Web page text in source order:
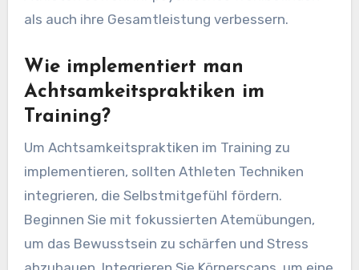
zeigen, dass Achtsamkeitspraktiken zu höheren
verbesserter Leistung und emotionaler
Regulierung korrelieren. Durch die Integration
von Achtsamkeit in Trainingsroutinen können
als auch ihre Gesamtleistung verbessern.
Wie implementiert man
Achtsamkeitspraktiken im